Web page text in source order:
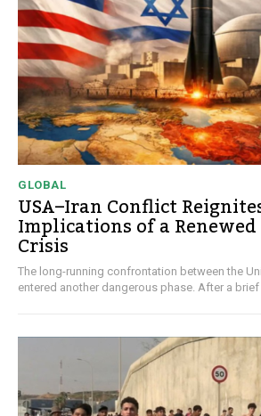
GLOBAL
USA–Iran Conflict
Implications of a
Crisis
The long-running confrontation between the
entered another dangerous phase. After a brief